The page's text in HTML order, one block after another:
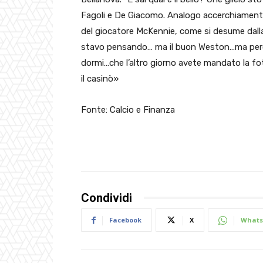
Fagoli e De Giacomo. Analogo
del giocatore McKennie, come si desume
stavo pensando… ma il buon Weston…ma
dormi…che l’altro giorno avete mandato la
il casinò»
Fonte: Calcio e Finanza
Condividi
Facebook X